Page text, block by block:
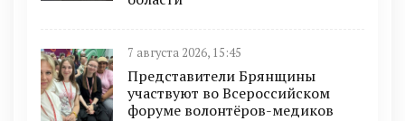
7 августа 2026, 15:45
Представители Брянщины
участвуют во Всероссийском
форуме волонтёров-медиков